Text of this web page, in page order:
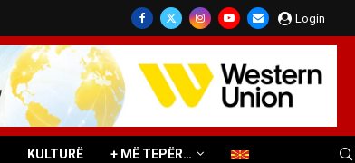
Login
KULTURË + MË TEPËR…